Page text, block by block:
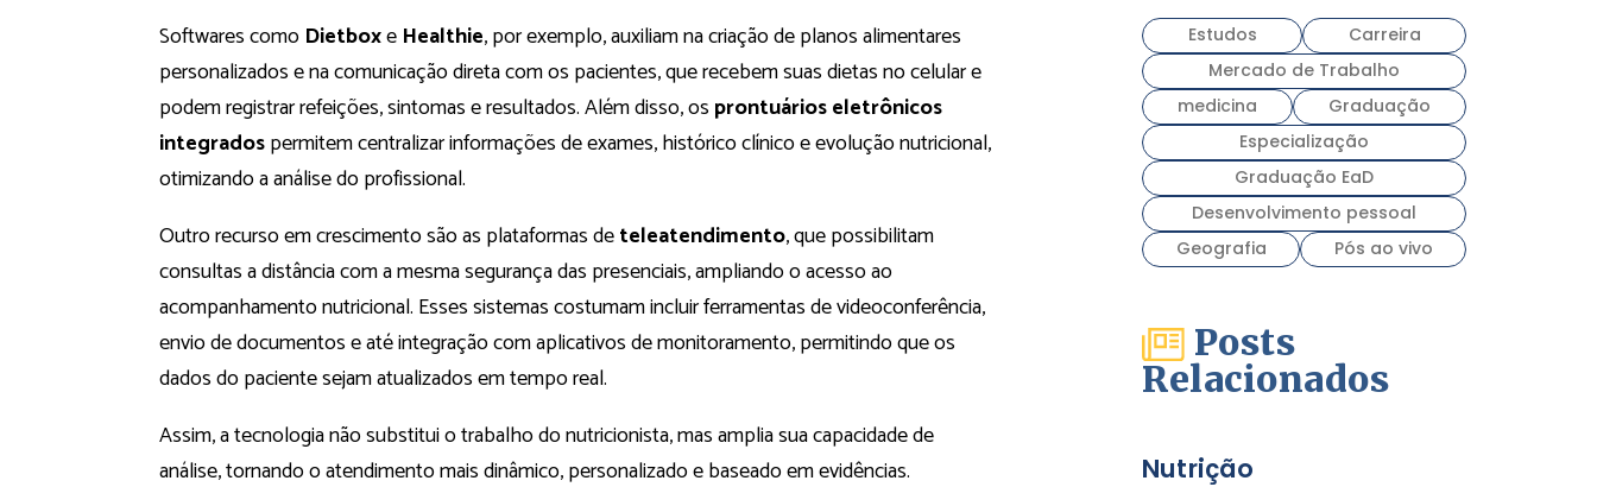
Softwares como Dietboxe Healthie, por exemplo, auxiliam na criação de planos alimentares
personalizados e na comunicação direta com os pacientes, que recebem suas dietas no celular e
podem registrar refeições, sintomas e resultados. Além disso, os prontuários eletrônicos
integradospermitem centralizar informações de exames, histórico clínico e evolução nutricional,
otimizando a análise do profissional.
Outro recurso em crescimento são as plataformas deteleatendimento, que possibilitam
consultas a distância com a mesma segurança das presenciais, ampliando o acesso ao
acompanhamento nutricional. Esses sistemas costumam incluir ferramentas de videoconferência,
envio de documentos e até integração com aplicativos de monitoramento, permitindo que os
dados do paciente sejam atualizados em tempo real.
Assim, a tecnologia não substitui o trabalho do nutricionista, mas amplia sua capacidade de
análise, tornando o atendimento mais dinâmico, personalizado e baseado em evidências.
Estudos
Carreira
Mercado de Trabalho
medicina
Graduação
Especialização
Graduação EaD
Desenvolvimento pessoal
Geografia
Pós ao vivo
Posts
Relacionados
Nutrição